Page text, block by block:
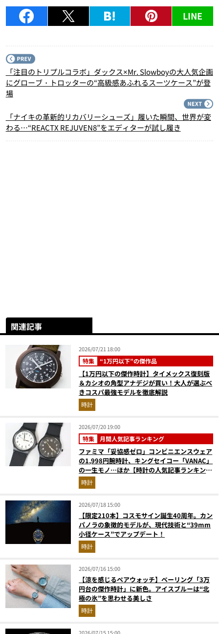
LINE
「注目のトリプルコラボ」ダックス×Mr. Slowboyの大人気企画
にグローブ・トロッターの“高級感あふれるスーツケース”が登
場
「ナイキの革新的リカバリーシューズ」履いた瞬間、世界が変
わる…“REACTX REJUVEN8”をエディターが試し履き
関連記事
2026/07/21 18:00
特集 “1万円以下”の傑作品
【1万円以下の傑作時計】タイメックス復刻版
＆カシオの角型アナデジが買い！大人が選ぶべ
きコスパ最強モデルを徹底解説
時計
2026/07/20 19:00
特集 月間人気記事ランキング
ファミマ「妥協感ゼロ」コンビニエンスウェア
の1,998円腕時計、キングセイコー「VANAC」
の一生モノ…ほか【時計の人気記事ランキング
ベスト3】（2026年6月版）
時計
2026/07/18 15:00
【限定210本】コスモサイン誕生40周年。カン
パノラの象徴的モデルが、現代技術と“39mm
小径ケース”でアップデート！
時計
2026/07/16 15:00
【涼を感じるペアウォッチ】ベーリング「3万
円台の傑作時計」に新色。アイスブルーは“北
極の氷”を思わせる美しさ
時計